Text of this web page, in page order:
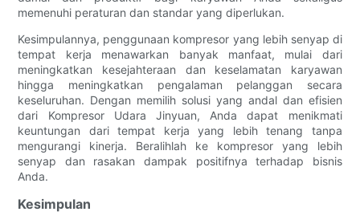
memenuhi peraturan dan standar yang diperlukan.
Kesimpulannya, penggunaan kompresor yang lebih senyap di
tempat kerja menawarkan banyak manfaat, mulai dari
meningkatkan kesejahteraan dan keselamatan karyawan
hingga meningkatkan pengalaman pelanggan secara
keseluruhan. Dengan memilih solusi yang andal dan efisien
dari Kompresor Udara Jinyuan, Anda dapat menikmati
keuntungan dari tempat kerja yang lebih tenang tanpa
mengurangi kinerja. Beralihlah ke kompresor yang lebih
senyap dan rasakan dampak positifnya terhadap bisnis
Anda.
Kesimpulan